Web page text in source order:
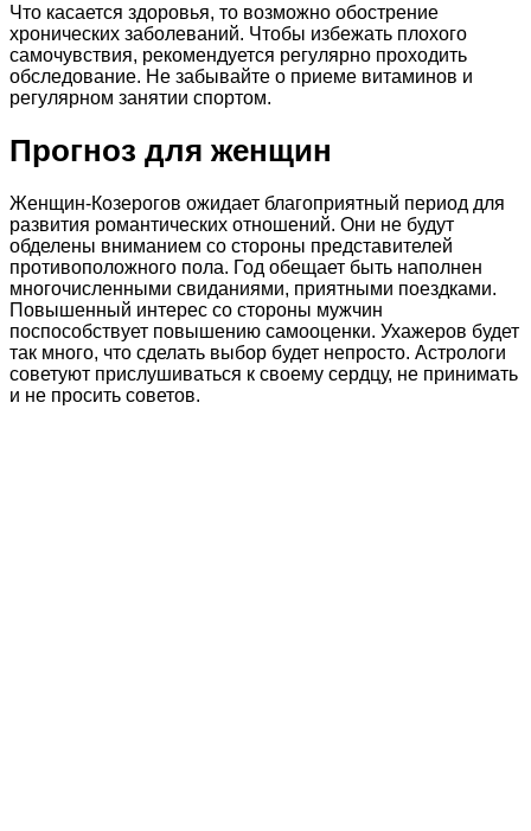
Что касается здоровья, то возможно обострение
хронических заболеваний. Чтобы избежать плохого
самочувствия, рекомендуется регулярно проходить
обследование. Не забывайте о приеме витаминов и
регулярном занятии спортом.
Прогноз для женщин
Женщин-Козерогов ожидает благоприятный период для
развития романтических отношений. Они не будут
обделены вниманием со стороны представителей
противоположного пола. Год обещает быть наполнен
многочисленными свиданиями, приятными поездками.
Повышенный интерес со стороны мужчин
поспособствует повышению самооценки. Ухажеров будет
так много, что сделать выбор будет непросто. Астрологи
советуют прислушиваться к своему сердцу, не принимать
и не просить советов.